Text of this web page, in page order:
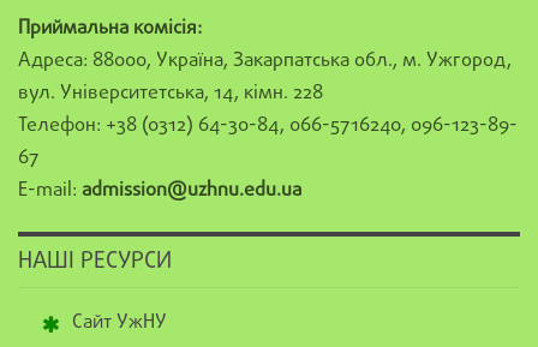
Приймальна комісія:
Адреса: 88000, Україна, Закарпатська обл., м. Ужгород,
вул. Університетська, 14, кімн. 228
Телефон: +38 (0312) 64-30-84, 066-5716240, 096-123-89-
67
E-mail: admission@uzhnu.edu.ua
НАШІ РЕСУРСИ
Сайт УжНУ